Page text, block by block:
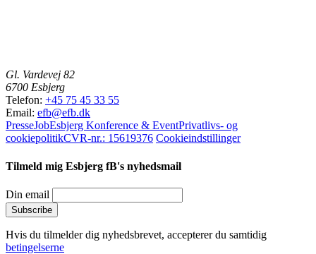
Gl. Vardevej 82
6700 Esbjerg
Telefon: +45 75 45 33 55
Email: efb@efb.dk
PresseJobEsbjerg Konference & EventPrivatlivs- og
cookiepolitikCVR-nr.: 15619376 Cookieindstillinger
Tilmeld mig Esbjerg fB's nyhedsmail
Din email
Hvis du tilmelder dig nyhedsbrevet, accepterer du samtidig
betingelserne